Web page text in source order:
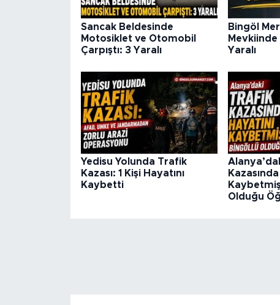
Sancak Beldesinde
Motosiklet ve Otomobil
Çarpıştı: 3 Yaralı
Bingöl
Mevkiinde
Yaralı
Yedisu Yolunda Trafik
Kazası: 1 Kişi Hayatını
Kaybetti
Olduğu